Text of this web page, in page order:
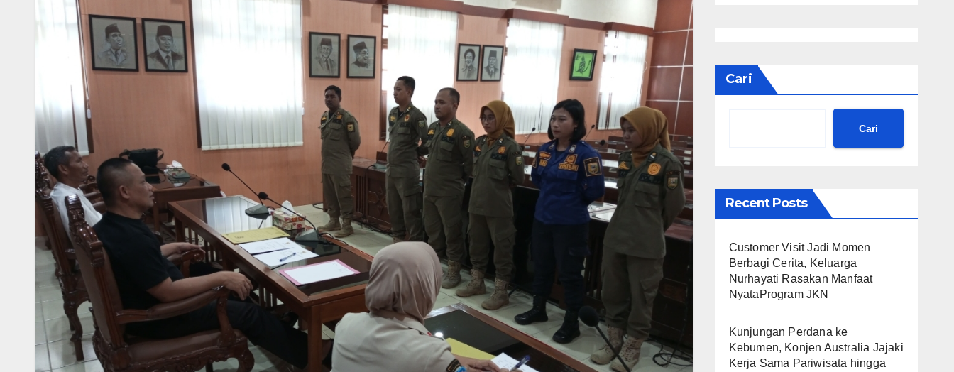
Cari
Cari
Recent Posts
Customer Visit Jadi Momen
Berbagi Cerita, Keluarga
Nurhayati Rasakan Manfaat
NyataProgram JKN
Kunjungan Perdana ke
Kebumen, Konjen Australia Jajaki
Kerja Sama Pariwisata hingga